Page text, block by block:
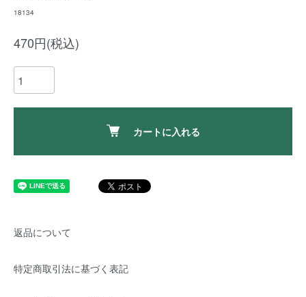
18134
470円(税込)
カートに入れる
返品について
特定商取引法に基づく表記